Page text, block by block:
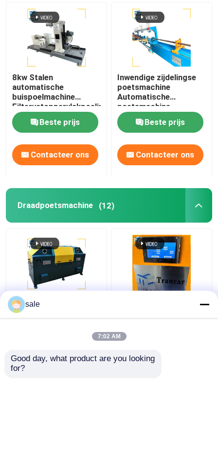
8kw Stalen
automatische
buispoelmachine
Filtervatoppervlakpoeling
Beste prijs
Contacteer ons
Inwendige zijdelingse
poetsmachine
Automatische
poetsmachine
Poetsmachine voor een
enkele buis van staal
Beste prijs
Contacteer ons
Draadpoetsmachine (12)
Stalen metalen draad
2m/S Poliermachine
Draadoppervlak slijpen
Lining
sale
7:02 AM
Good day, what product are you looking
for?